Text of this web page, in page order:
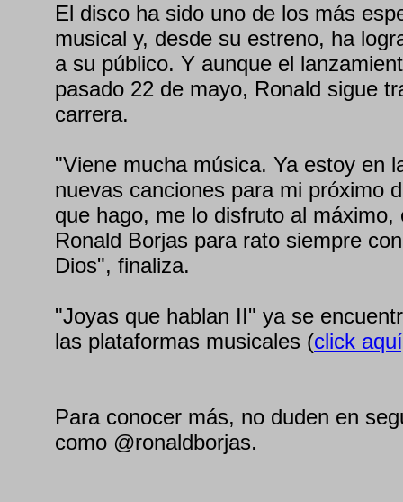
El disco ha sido uno de los más
musical y, desde su estreno, ha
a su público. Y aunque el
pasado 22 de mayo, Ronald sigue
carrera.
"Viene mucha música. Ya estoy en
nuevas canciones para mi próximo
que hago, me lo disfruto al
Ronald Borjas para rato siempre
Dios", finaliza.
"Joyas que hablan II" ya se
las plataformas musicales (click
Para conocer más, no duden en
como @ronaldborjas.